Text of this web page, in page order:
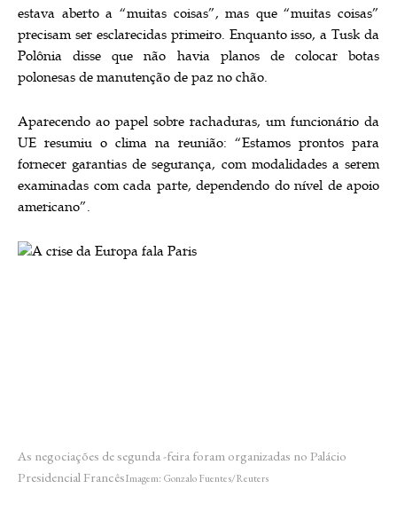
estava aberto a “muitas coisas”, mas que “muitas coisas”
precisam ser esclarecidas primeiro. Enquanto isso, a Tusk da
Polônia disse que não havia planos de colocar botas
polonesas de manutenção de paz no chão.
Aparecendo ao papel sobre rachaduras, um funcionário da
UE resumiu o clima na reunião: “Estamos prontos para
fornecer garantias de segurança, com modalidades a serem
examinadas com cada parte, dependendo do nível de apoio
americano”.
As negociações de segunda -feira foram organizadas no Palácio
Presidencial FrancêsImagem: Gonzalo Fuentes/Reuters